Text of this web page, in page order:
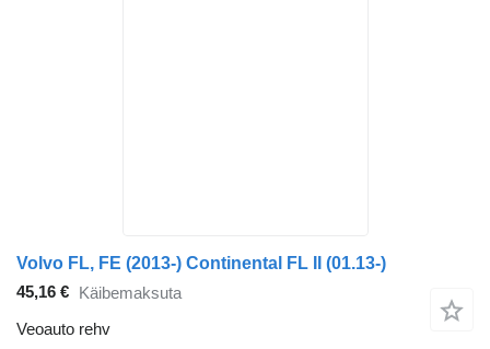
Volvo FL, FE (2013-) Continental FL II (01.13-)
45,16 € Käibemaksuta
Veoauto rehv